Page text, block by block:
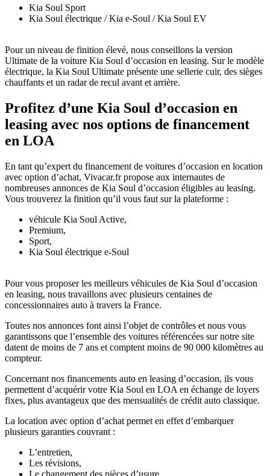
Kia Soul Sport
Kia Soul électrique / Kia e-Soul / Kia Soul EV
Pour un niveau de finition élevé, nous conseillons la version
Ultimate de la voiture Kia Soul d’occasion en leasing. Sur le modèle
électrique, la Kia Soul Ultimate présente une sellerie cuir, des sièges
chauffants et un radar de recul avant et arrière.
Profitez d’une Kia Soul d’occasion en
leasing avec nos options de financement
en LOA
En tant qu’expert du financement de voitures d’occasion en location
avec option d’achat, Vivacar.fr propose aux internautes de
nombreuses annonces de Kia Soul d’occasion éligibles au leasing.
Vous trouverez la finition qu’il vous faut sur la plateforme :
véhicule Kia Soul Active,
Premium,
Sport,
Kia Soul électrique e-Soul
Pour vous proposer les meilleurs véhicules de Kia Soul d’occasion
en leasing, nous travaillons avec plusieurs centaines de
concessionnaires auto à travers la France.
Toutes nos annonces font ainsi l’objet de contrôles et nous vous
garantissons que l’ensemble des voitures référencées sur notre site
datent de moins de 7 ans et comptent moins de 90 000 kilomètres au
compteur.
Concernant nos financements auto en leasing d’occasion, ils vous
permettent d’acquérir votre Kia Soul en LOA en échange de loyers
fixes, plus avantageux que des mensualités de crédit auto classique.
La location avec option d’achat permet en effet d’embarquer
plusieurs garanties couvrant :
L’entretien,
Les révisions,
Le changement des pièces d’usure